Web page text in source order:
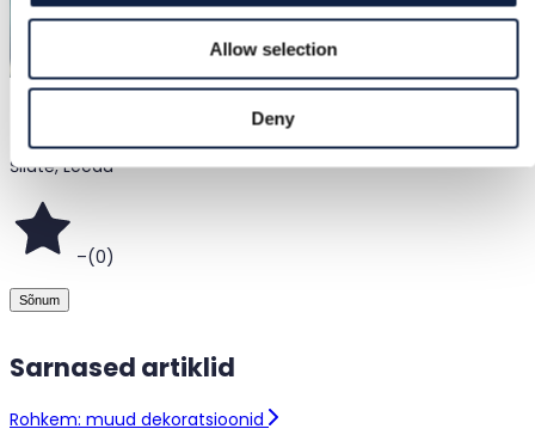
Allow selection
Deny
Sarnased artiklid
Rohkem: muud dekoratsioonid
Šilutė, Leedu
–(0)
Sõnum